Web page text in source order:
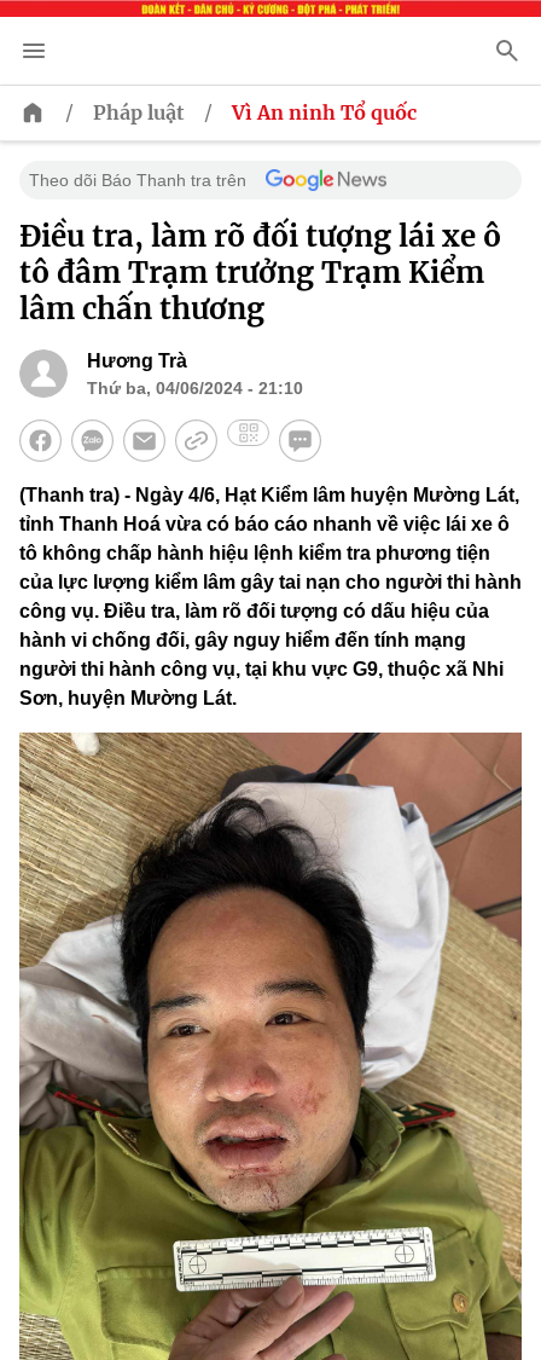
/ Pháp luật / Vì An ninh Tổ quốc
Theo dõi Báo Thanh tra trên
Điều tra, làm rõ đối tượng lái xe ô
tô đâm Trạm trưởng Trạm Kiểm
lâm chấn thương
Hương Trà
Thứ ba, 04/06/2024 - 21:10
(Thanh tra) - Ngày 4/6, Hạt Kiểm lâm huyện Mường Lát,
tỉnh Thanh Hoá vừa có báo cáo nhanh về việc lái xe ô
tô không chấp hành hiệu lệnh kiểm tra phương tiện
của lực lượng kiểm lâm gây tai nạn cho người thi hành
công vụ. Điều tra, làm rõ đối tượng có dấu hiệu của
hành vi chống đối, gây nguy hiểm đến tính mạng
người thi hành công vụ, tại khu vực G9, thuộc xã Nhi
Sơn, huyện Mường Lát.